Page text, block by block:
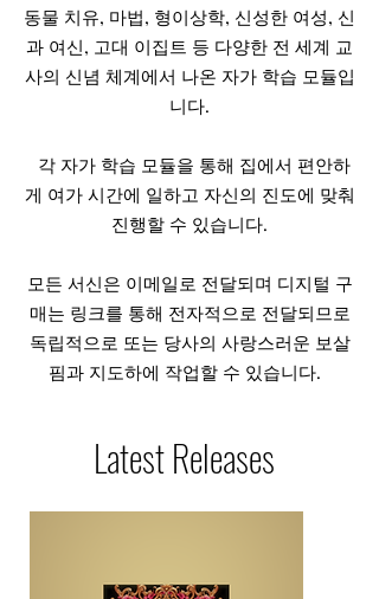
동물 치유, 마법, 형이상학, 신성한 여성, 신
과 여신, 고대 이집트 등 다양한 전 세계 교
사의 신념 체계에서 나온 자가 학습 모듈입
니다.
각 자가 학습 모듈을 통해 집에서 편안하
게 여가 시간에 일하고 자신의 진도에 맞춰
진행할 수 있습니다.
모든 서신은 이메일로 전달되며 디지털 구
매는 링크를 통해 전자적으로 전달되므로
독립적으로 또는 당사의 사랑스러운 보살
핌과 지도하에 작업할 수 있습니다.
Latest Releases